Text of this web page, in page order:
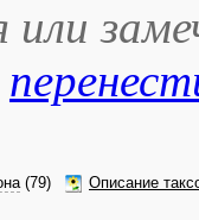
или
(79) Описание